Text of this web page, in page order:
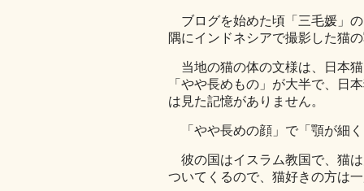
ブログを始めた頃「三毛媛」
隅にインドネシアで撮影した猫
当地の猫の体の文様は、日本
「やや長めもの」が大半で、日
は見た記憶がありません。
「やや長めの顔」で「顎が細
彼の国はイスラム教国で、猫
ついてくるので、猫好きの方は